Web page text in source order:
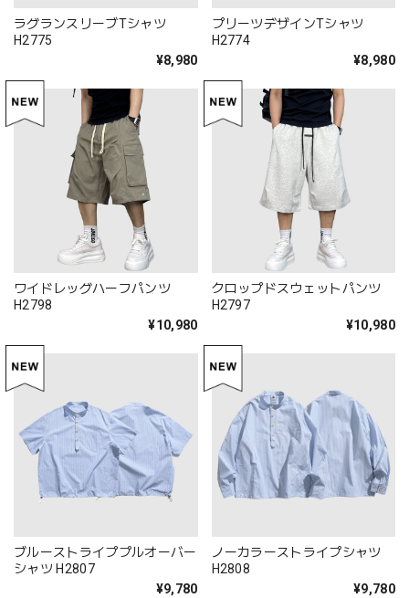
ラグランスリーブTシャツ
H2775
¥8,980
プリーツデザインTシャツ
H2774
¥8,980
ワイドレッグハーフパンツ
H2798
¥10,980
クロップドスウェットパンツ
H2797
¥10,980
ブルーストライププルオーバー
シャツ H2807
¥9,780
ノーカラーストライプシャツ
H2808
¥9,780